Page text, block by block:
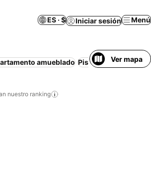
ES · $ Iniciar sesión Menú
amueblado Piscina Ver mapa
nuestro ranking